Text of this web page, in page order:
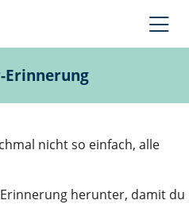
Erinnerung
nicht so einfach, alle
herunter, damit du